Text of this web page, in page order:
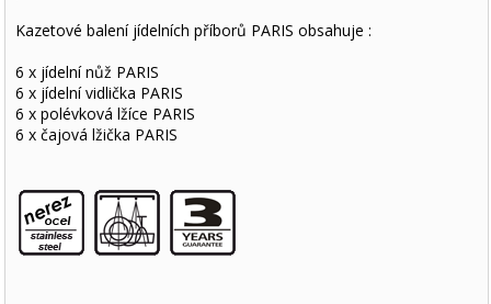
Kazetové balení jídelních příborů PARIS obsahuje :
6 x jídelní nůž PARIS
6 x jídelní vidlička PARIS
6 x polévková lžíce PARIS
6 x čajová lžička PARIS